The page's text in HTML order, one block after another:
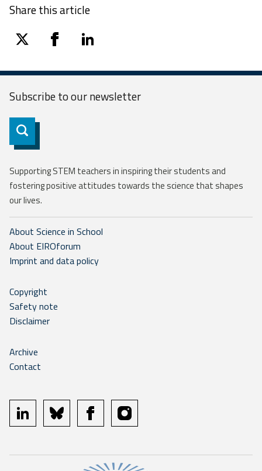
Share this article
twitter facebooklinkedin
Subscribe to ournewsletter
Subscribe
Supporting STEM teachers in inspiring their students and
fostering positive attitudes towards the science that shapes
our lives.
About Science in School
About EIROforum
Imprint and data policy
Copyright
Safety note
Disclaimer
Archive
Contact
linkedin bluesky facebookinstagram